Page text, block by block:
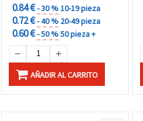
0.84 €- 30 %10-19 pieza
0.72 €- 40 % 20-49 pieza
0.60 €- 50 %50 pieza +
AÑADIR AL CARRITO